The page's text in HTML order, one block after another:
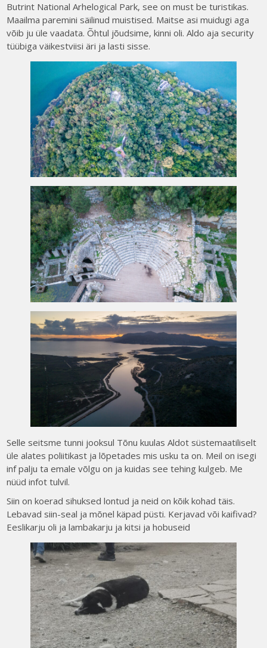
Butrint National Arhelogical Park, see on must be turistikas.
Maailma paremini säilinud muistised. Maitse asi muidugi aga
võib ju üle vaadata. Õhtul jõudsime, kinni oli. Aldo aja security
tüübiga väikestviisi äri ja lasti sisse.
Selle seitsme tunni jooksul Tõnu kuulas Aldot süstemaatiliselt
üle alates poliitikast ja lõpetades mis usku ta on. Meil on isegi
inf palju ta emale võlgu on ja kuidas see tehing kulgeb. Me
nüüd infot tulvil.
Siin on koerad sihuksed lontud ja neid on kõik kohad täis.
Lebavad siin-seal ja mõnel käpad püsti. Kerjavad või kaifivad?
Eeslikarju oli ja lambakarju ja kitsi ja hobuseid